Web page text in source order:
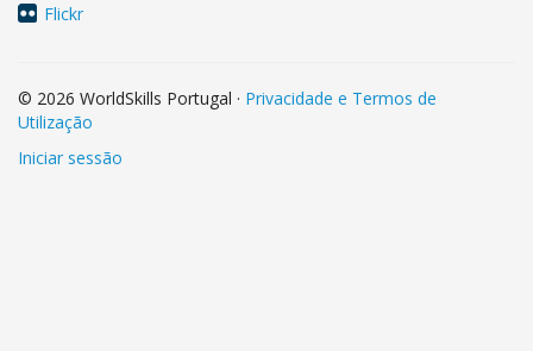
Flickr
© 2026 WorldSkills Portugal · Privacidade e Termos de
Utilização
Iniciar sessão